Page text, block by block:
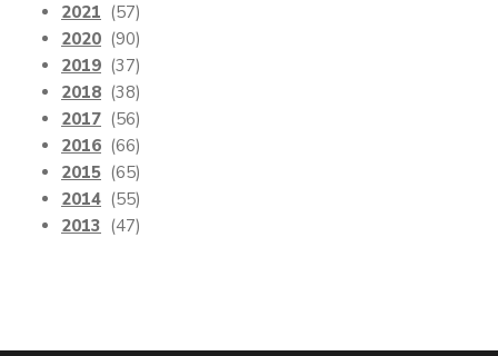
2021 (57)
2020 (90)
2019 (37)
2018 (38)
2017 (56)
2016 (66)
2015 (65)
2014 (55)
2013 (47)